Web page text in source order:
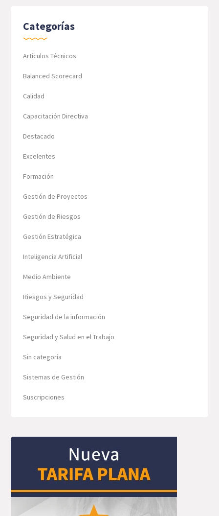
Categorías
Artículos Técnicos
Balanced Scorecard
Calidad
Capacitación Directiva
Destacado
Excelentes
Formación
Gestión de Proyectos
Gestión de Riesgos
Gestión Estratégica
Inteligencia Artificial
Medio Ambiente
Riesgos y Seguridad
Seguridad de la información
Seguridad y Salud en el Trabajo
Sin categoría
Sistemas de Gestión
Suscripciones